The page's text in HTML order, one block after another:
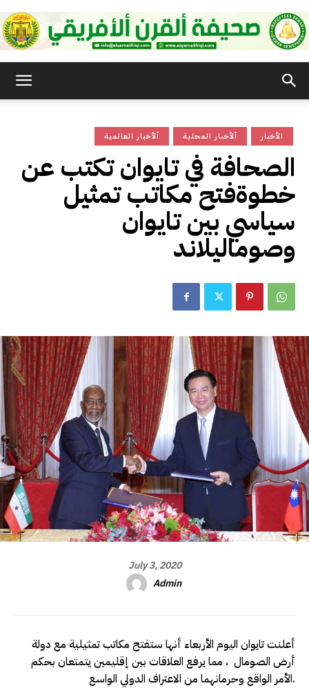
القرن
الأفريقي
ألأخبار العالمية ألأخبار المحلية الأخبار
الصحافة في تايوان تكتب عن
خطوةفتح مكاتب تمثيل
سياسي بين تايوان
وصوماليلاند
July 3, 2020
Admin
أعلنت تايوان اليوم الأربعاء أنها ستفتح مكاتب تمثيلية مع دولة
أرض الصومال ، مما يرفع العلاقات بين إقليمين يتمتعان بحكم
الأمر الواقع وحرمانهما من الاعتراف الدولي الواسع.